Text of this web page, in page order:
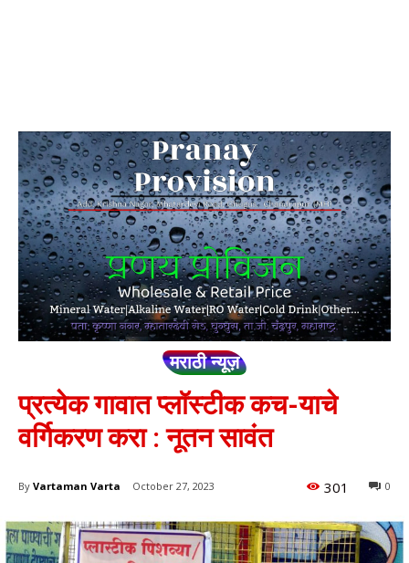
मराठी न्यूज़
प्रत्येक गावात प्लॉस्टीक कच-याचे
वर्गिकरण करा : नूतन सावंत
By Vartaman Varta October 27, 2023 0
301